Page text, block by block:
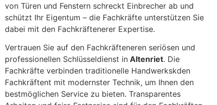
von Türen und Fenstern schreckt Einbrecher ab und
schützt Ihr Eigentum – die Fachkräfte unterstützen Sie
dabei mit den Fachkräftenerer Expertise.
Vertrauen Sie auf den Fachkräfteneren seriösen und
professionellen Schlüsseldienst in Altenriet. Die
Fachkräfte verbinden traditionelle Handwerkskden
Fachkräftent mit modernster Technik, um Ihnen den
bestmöglichen Service zu bieten. Transparentes